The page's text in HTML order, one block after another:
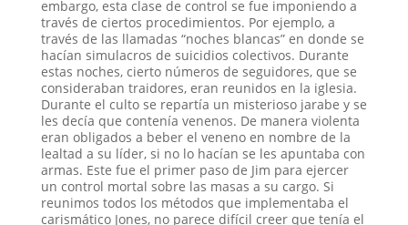
embargo, esta clase de control se fue imponiendo a
través de ciertos procedimientos. Por ejemplo, a
través de las llamadas “noches blancas” en donde se
hacían simulacros de suicidios colectivos. Durante
estas noches, cierto números de seguidores, que se
consideraban traidores, eran reunidos en la iglesia.
Durante el culto se repartía un misterioso jarabe y se
les decía que contenía venenos. De manera violenta
eran obligados a beber el veneno en nombre de la
lealtad a su líder, si no lo hacían se les apuntaba con
armas. Este fue el primer paso de Jim para ejercer
un control mortal sobre las masas a su cargo. Si
reunimos todos los métodos que implementaba el
carismático Jones, no parece difícil creer que tenía el